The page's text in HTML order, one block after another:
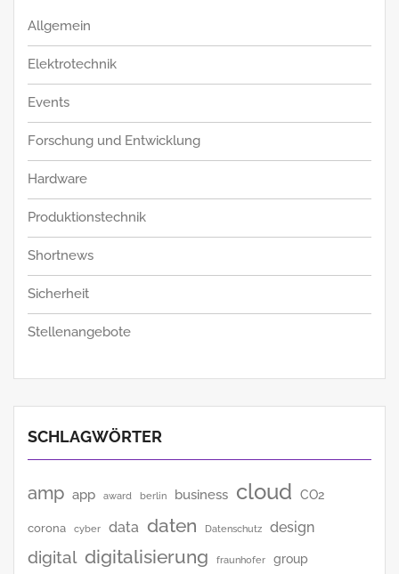
Allgemein
Elektrotechnik
Events
Forschung und Entwicklung
Hardware
Produktionstechnik
Shortnews
Sicherheit
Stellenangebote
SCHLAGWÖRTER
amp app award berlin business cloud CO2
corona cyber data daten Datenschutz design
digital digitalisierung fraunhofer group